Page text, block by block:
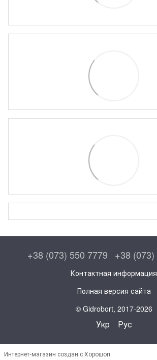
+38 (073) 550 7779 +38
Контактная информация
Полная версия сайта
© Gidrobort, 2017-2026
Укр Рус
Интернет-магазин создан с Хорошоп